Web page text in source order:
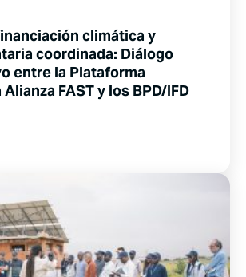
climática y
coordinada: Diálogo
entre la Plataforma
FAST y los BPD/IFD